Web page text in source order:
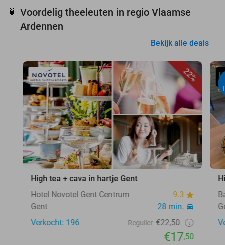
🍵
Voordelig theeleuten in regio Vlaamse
Ardennen
Bekijk alle deals
22%
High tea + cava in hartje Gent
Hotel Novotel Gent Centrum
9.3
Gent
28 min.
Verkocht: 196
Regulier €22,50
€17,50